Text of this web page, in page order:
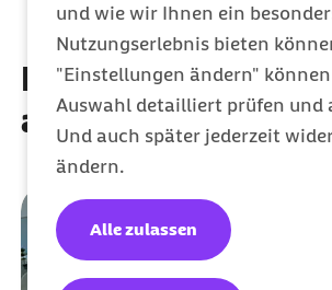
und wie wir Ihnen ein
Nutzungserlebnis bieten
"Einstellungen ändern"
Auswahl detailliert prüfen und
Und auch später jederzeit
ändern.
Alle zulassen
Diese Artikel
auch interessieren